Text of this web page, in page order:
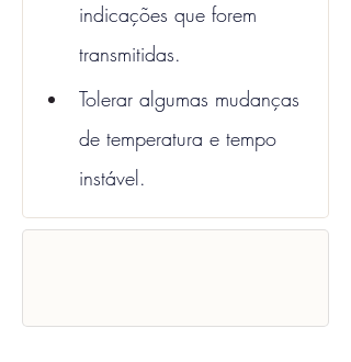
indicações que forem
transmitidas.
Tolerar algumas mudanças
de temperatura e tempo
instável.